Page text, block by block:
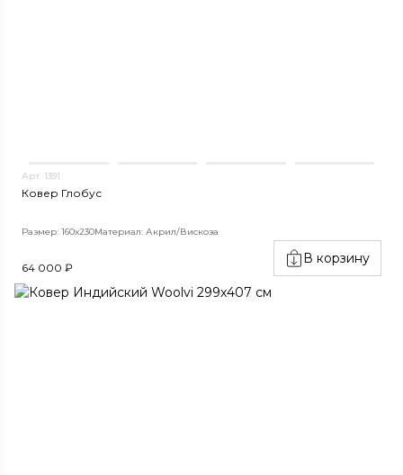
Арт. 1391
Ковер Глобус
Размер: 160х230Материал: Акрил/Вискоза
64 000 ₽
В корзину